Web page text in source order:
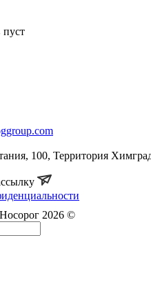
пуст
100, Территория
2026 ©